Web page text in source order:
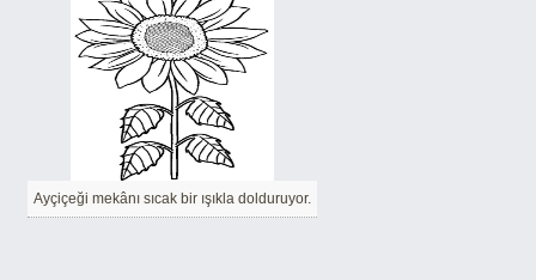
Ayçiçeği mekânı sıcak bir ışıkla dolduruyor.